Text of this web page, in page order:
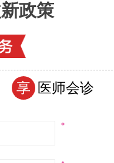
政策
享 医师会诊
*